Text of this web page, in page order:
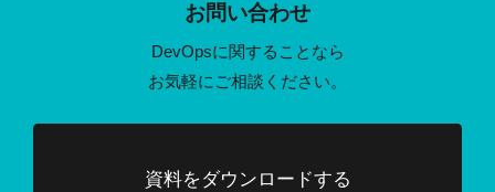
お問い合わせ
DevOpsに関することなら
お気軽にご相談ください。
資料をダウンロードする